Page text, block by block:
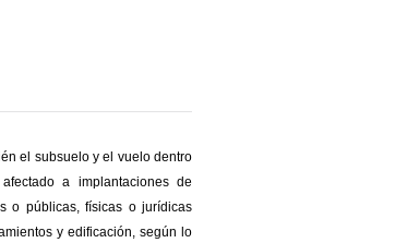
el subsuelo y el vuelo dentro
a implantaciones de
o públicas, físicas o jurídicas
y edificación, según lo